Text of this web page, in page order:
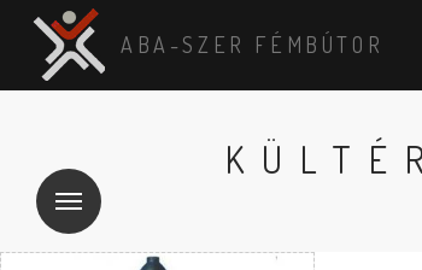
ABA-SZER FÉMBÚTOR